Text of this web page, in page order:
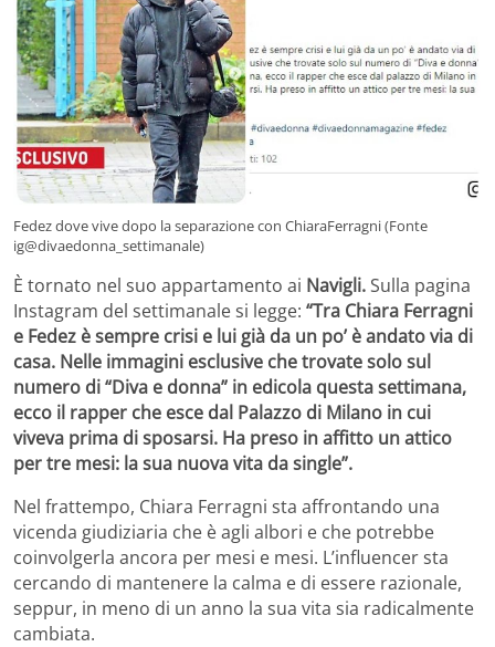
Fedez dove vive dopo la separazione con ChiaraFerragni (Fonte
ig@divaedonna_settimanale)
È tornato nel suo appartamento ai Navigli.Sulla pagina
Instagram del settimanale si legge: “Tra Chiara Ferragni
e Fedez è sempre crisi e lui già da un po’ è andato via di
casa. Nelle immagini esclusive che trovate solo sul
numero di “Diva e donna” in edicola questa settimana,
ecco il rapper che esce dal Palazzo di Milano in cui
viveva prima di sposarsi. Ha preso in affitto un attico
per tre mesi: la sua nuova vita da single”.
Nel frattempo, Chiara Ferragni sta affrontando una
vicenda giudiziaria che è agli albori e che potrebbe
coinvolgerla ancora per mesi e mesi. L’influencer sta
cercando di mantenere la calma e di essere razionale,
seppur, in meno di un anno la sua vita sia radicalmente
cambiata.